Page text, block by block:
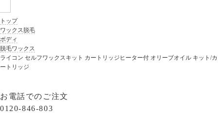
トップ
ワックス脱毛
ボディ
脱毛ワックス
ライコン セルフワックスキット カートリッジヒーター付 オリーブオイル キット/カ
ートリッジ
お電話でのご注文
0120-846-803